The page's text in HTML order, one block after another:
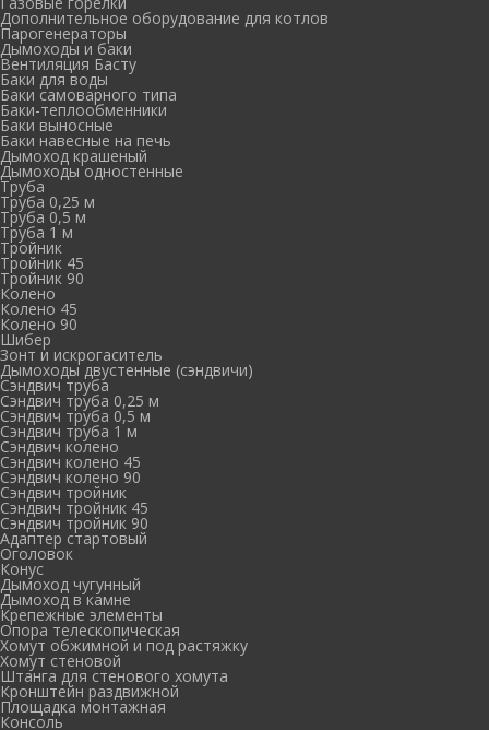
Дополнительное оборудование для котлов
Парогенераторы
Дымоходы и баки
Вентиляция Басту
Баки для воды
Баки самоварного типа
Баки-теплообменники
Баки выносные
Баки навесные на печь
Дымоход крашеный
Дымоходы одностенные
Труба
Труба 0,25 м
Труба 0,5 м
Труба 1 м
Тройник
Тройник 45
Тройник 90
Колено
Колено 45
Колено 90
Шибер
Зонт и искрогаситель
Дымоходы двустенные (сэндвичи)
Сэндвич труба
Сэндвич труба 0,25 м
Сэндвич труба 0,5 м
Сэндвич труба 1 м
Сэндвич колено
Сэндвич колено 45
Сэндвич колено 90
Сэндвич тройник
Сэндвич тройник 45
Сэндвич тройник 90
Адаптер стартовый
Оголовок
Конус
Дымоход чугунный
Дымоход в камне
Крепежные элементы
Опора телескопическая
Хомут обжимной и под растяжку
Хомут стеновой
Штанга для стенового хомута
Кронштейн раздвижной
Площадка монтажная
Консоль